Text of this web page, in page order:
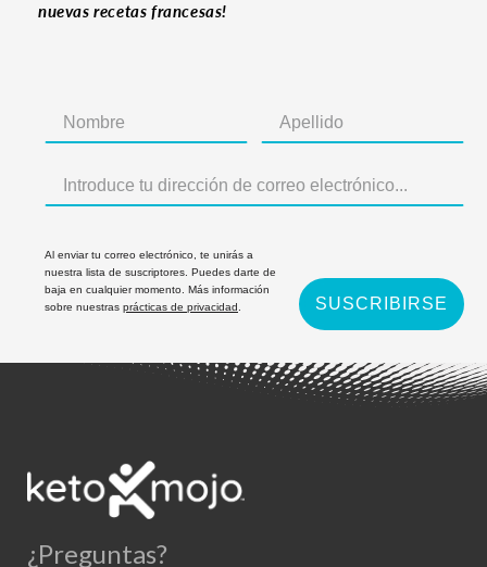
nuevas recetas francesas!
Al enviar tu correo electrónico, te unirás a
nuestra lista de suscriptores. Puedes darte de
baja en cualquier momento. Más información
sobre nuestras prácticas de privacidad SUSCRIBIRSE
¿Preguntas?